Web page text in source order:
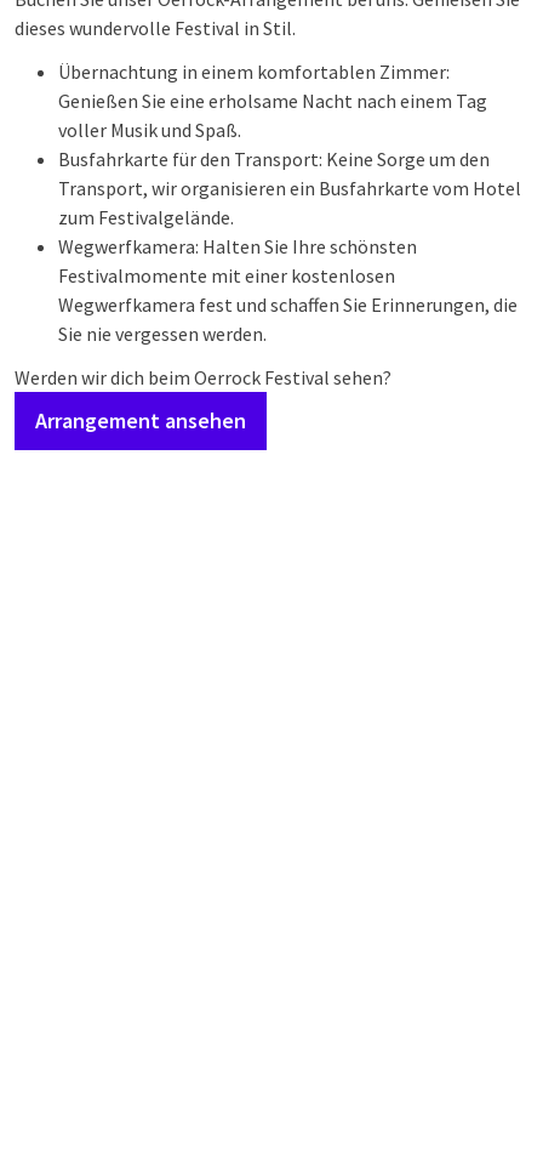
dieses wundervolle Festival in Stil.
Übernachtung in einem komfortablen Zimmer:
Genießen Sie eine erholsame Nacht nach einem Tag
voller Musik und Spaß.
Busfahrkarte für den Transport: Keine Sorge um den
Transport, wir organisieren ein Busfahrkarte vom Hotel
zum Festivalgelände.
Wegwerfkamera: Halten Sie Ihre schönsten
Festivalmomente mit einer kostenlosen
Wegwerfkamera fest und schaffen Sie Erinnerungen, die
Sie nie vergessen werden.
Werden wir dich beim Oerrock Festival sehen?
Arrangement ansehen